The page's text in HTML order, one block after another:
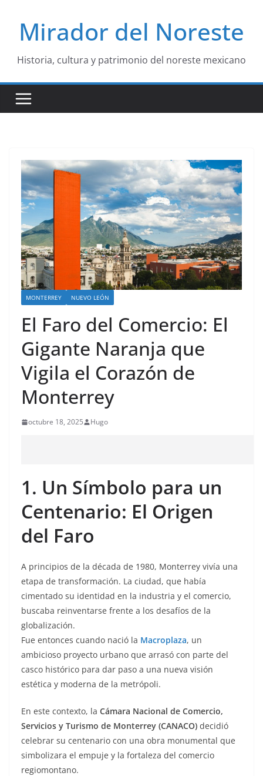
contenido
Mirador del Noreste
Historia, cultura y patrimonio del noreste mexicano
MONTERREY NUEVO LEÓN
El Faro del Comercio: El
Gigante Naranja que
Vigila el Corazón de
Monterrey
octubre 18, 2025 Hugo
1. Un Símbolo para un
Centenario: El Origen
del Faro
A principios de la década de 1980, Monterrey vivía una
etapa de transformación. La ciudad, que había
cimentado su identidad en la industria y el comercio,
buscaba reinventarse frente a los desafíos de la
globalización.
Fue entonces cuando nació la Macroplaza, un
ambicioso proyecto urbano que arrasó con parte del
casco histórico para dar paso a una nueva visión
estética y moderna de la metrópoli.
En este contexto, la Cámara Nacional de Comercio,
Servicios y Turismo de Monterrey (CANACO) decidió
celebrar su centenario con una obra monumental que
simbolizara el empuje y la fortaleza del comercio
regiomontano.